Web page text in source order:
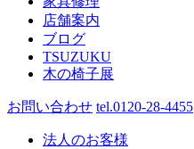
店舗案内
ブログ
TSUZUKU
木の椅子展
お問い合わせ tel.0120-28-4455
法人のお客様